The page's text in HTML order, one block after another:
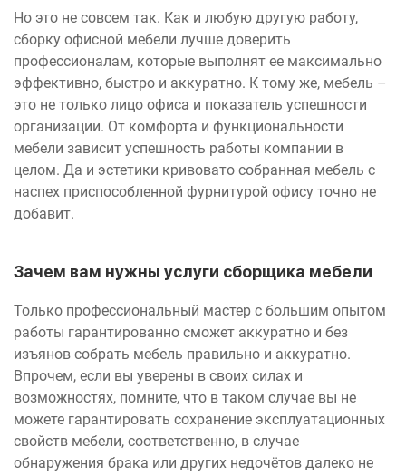
Но это не совсем так. Как и любую другую работу,
сборку офисной мебели лучше доверить
профессионалам, которые выполнят ее максимально
эффективно, быстро и аккуратно. К тому же, мебель –
это не только лицо офиса и показатель успешности
организации. От комфорта и функциональности
мебели зависит успешность работы компании в
целом. Да и эстетики кривовато собранная мебель с
наспех приспособленной фурнитурой офису точно не
добавит.
Зачем вам нужны услуги сборщика мебели
Только профессиональный мастер с большим опытом
работы гарантированно сможет аккуратно и без
изъянов собрать мебель правильно и аккуратно.
Впрочем, если вы уверены в своих силах и
возможностях, помните, что в таком случае вы не
можете гарантировать сохранение эксплуатационных
свойств мебели, соответственно, в случае
обнаружения брака или других недочётов далеко не